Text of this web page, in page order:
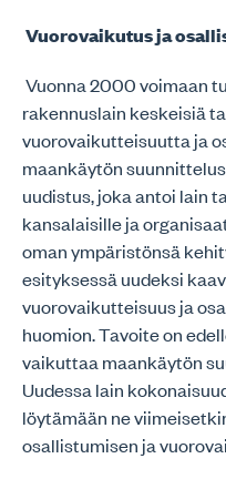
Vuorovaikutus ja
Vuonna 2000 voimaan
rakennuslain keskeisiä
vuorovaikutteisuutta ja
maankäytön
uudistus, joka antoi lain
kansalaisille ja
oman ympäristönsä
esityksessä uudeksi
vuorovaikutteisuus ja
huomion. Tavoite on
vaikuttaa maankäytön
Uudessa lain
löytämään ne
osallistumisen ja